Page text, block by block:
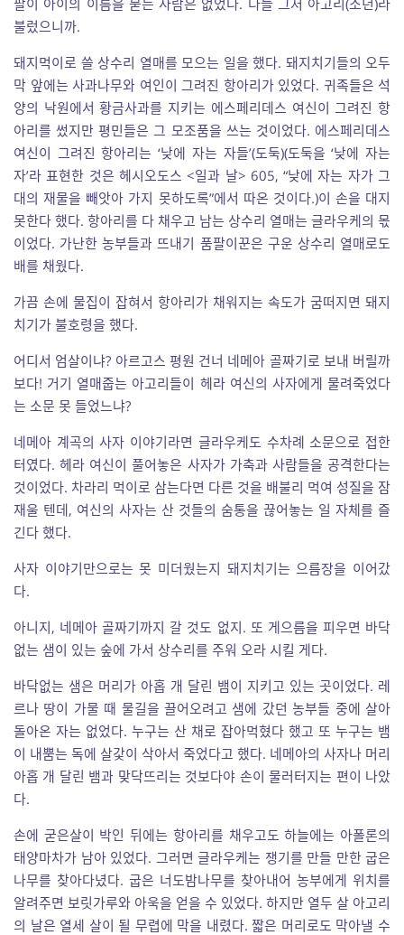
불렀으니까.
돼지먹이로 쓸 상수리 열매를 모으는 일을 했다. 돼지치기들의 오두
막 앞에는 사과나무와 여인이 그려진 항아리가 있었다. 귀족들은 석
양의 낙원에서 황금사과를 지키는 에스페리데스 여신이 그려진 항
아리를 썼지만 평민들은 그 모조품을 쓰는 것이었다. 에스페리데스
여신이 그려진 항아리는 ‘낮에 자는 자들’(도둑)(도둑을 ‘낮에 자는
자’라 표현한 것은 헤시오도스 <일과 날> 605, “낮에 자는 자가 그
대의 재물을 빼앗아 가지 못하도록”에서 따온 것이다.)이 손을 대지
못한다 했다. 항아리를 다 채우고 남는 상수리 열매는 글라우케의 몫
이었다. 가난한 농부들과 뜨내기 품팔이꾼은 구운 상수리 열매로도
배를 채웠다.
가끔 손에 물집이 잡혀서 항아리가 채워지는 속도가 굼떠지면 돼지
치기가 불호령을 했다.
어디서 엄살이냐? 아르고스 평원 건너 네메아 골짜기로 보내 버릴까
보다! 거기 열매줍는 아고리들이 헤라 여신의 사자에게 물려죽었다
는 소문 못 들었느냐?
네메아 계곡의 사자 이야기라면 글라우케도 수차례 소문으로 접한
터였다. 헤라 여신이 풀어놓은 사자가 가축과 사람들을 공격한다는
것이었다. 차라리 먹이로 삼는다면 다른 것을 배불리 먹여 성질을 잠
재울 텐데, 여신의 사자는 산 것들의 숨통을 끊어놓는 일 자체를 즐
긴다 했다.
사자 이야기만으로는 못 미더웠는지 돼지치기는 으름장을 이어갔
다.
아니지, 네메아 골짜기까지 갈 것도 없지. 또 게으름을 피우면 바닥
없는 샘이 있는 숲에 가서 상수리를 주워 오라 시킬 게다.
바닥없는 샘은 머리가 아홉 개 달린 뱀이 지키고 있는 곳이었다. 레
르나 땅이 가물 때 물길을 끌어오려고 샘에 갔던 농부들 중에 살아
돌아온 자는 없었다. 누구는 산 채로 잡아먹혔다 했고 또 누구는 뱀
이 내뿜는 독에 살갗이 삭아서 죽었다고 했다. 네메아의 사자나 머리
아홉 개 달린 뱀과 맞닥뜨리는 것보다야 손이 물러터지는 편이 나았
다.
손에 굳은살이 박인 뒤에는 항아리를 채우고도 하늘에는 아폴론의
태양마차가 남아 있었다. 그러면 글라우케는 쟁기를 만들 만한 굽은
나무를 찾아다녔다. 굽은 너도밤나무를 찾아내어 농부에게 위치를
알려주면 보릿가루와 아욱을 얻을 수 있었다. 하지만 열두 살 아고리
의 날은 열세 살이 될 무렵에 막을 내렸다. 짧은 머리로도 막아낼 수